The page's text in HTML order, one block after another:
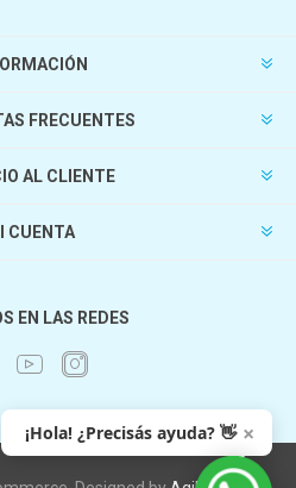
FRECUENTES
AL CLIENTE
CUENTA
EN LAS REDES
¡Hola! ¿Precisás ayuda? 👋 ×